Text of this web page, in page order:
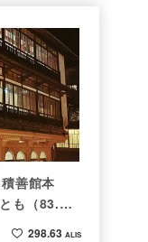
善館本
も（83.と
298.63 ALIS